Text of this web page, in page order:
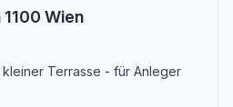
Wien
Terrasse - für Anleger